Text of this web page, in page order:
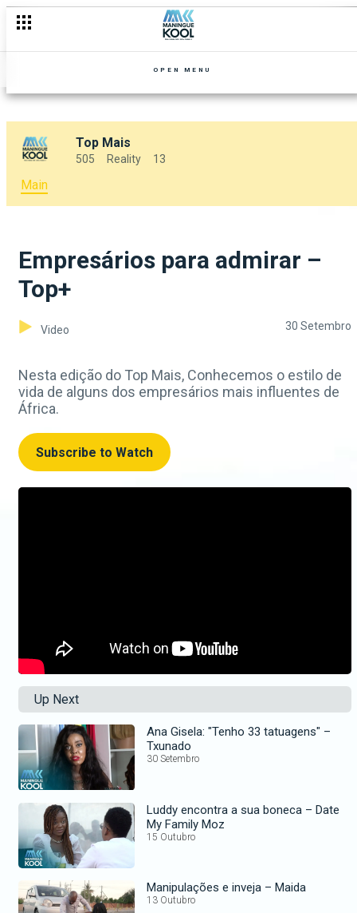
OPEN MENU
Top Mais
505 Reality 13
Main
Empresários para admirar –
Top+
Video 30 Setembro
Nesta edição do Top Mais, Conhecemos o estilo de
vida de alguns dos empresários mais influentes de
África.
Subscribe to Watch
Up Next
Ana Gisela: "Tenho 33 tatuagens" –
Txunado
30 Setembro
Luddy encontra a sua boneca – Date
My Family Moz
15 Outubro
Manipulações e inveja – Maida
13 Outubro